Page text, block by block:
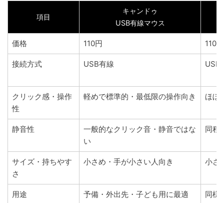
項目
キャンドゥ
USB有線マウス
価格 110円 110円
接続方式 USB有線 USB
クリック感・操作
性
軽めで標準的・最低限の操作向き ほぼ
静音性
一般的なクリック音・静音ではな
い
同程
サイズ・持ちやす
さ
小さめ・手が小さい人向き 小さ
用途 予備・外出先・子ども用に最適 同様